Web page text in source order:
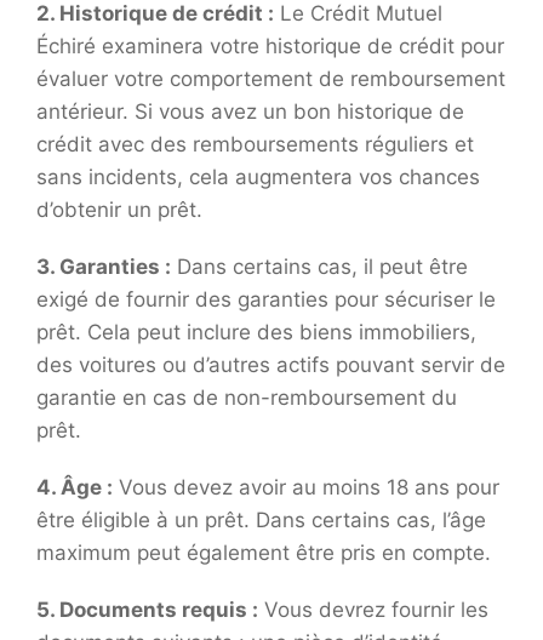
2. Historique de crédit : Le Crédit Mutuel
Échiré examinera votre historique de crédit pour
évaluer votre comportement de remboursement
antérieur. Si vous avez un bon historique de
crédit avec des remboursements réguliers et
sans incidents, cela augmentera vos chances
d’obtenir un prêt.
3. Garanties : Dans certains cas, il peut être
exigé de fournir des garanties pour sécuriser le
prêt. Cela peut inclure des biens immobiliers,
des voitures ou d’autres actifs pouvant servir de
garantie en cas de non-remboursement du
prêt.
4. Âge : Vous devez avoir au moins 18 ans pour
être éligible à un prêt. Dans certains cas, l’âge
maximum peut également être pris en compte.
5. Documents requis : Vous devrez fournir les